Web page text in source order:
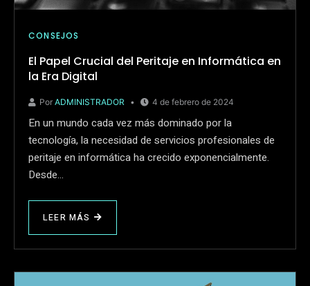
CONSEJOS
El Papel Crucial del Peritaje en Informática en
la Era Digital
Por ADMINISTRADOR 4 de febrero de 2024
En un mundo cada vez más dominado por la
tecnología, la necesidad de servicios profesionales de
peritaje en informática ha crecido exponencialmente.
Desde…
LEER MÁS